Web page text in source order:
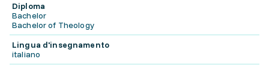
Diploma
Bachelor
Bachelor of Theology
Lingua d'insegnamento
italiano